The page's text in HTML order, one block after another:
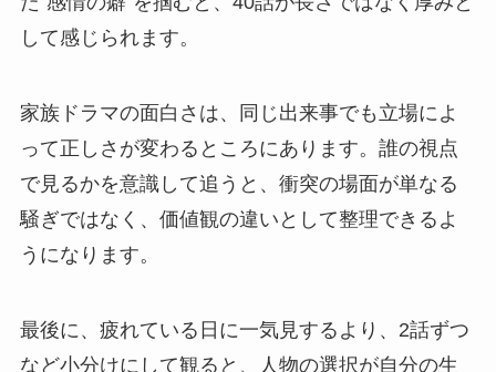
して感じられます。
家族ドラマの面白さは、同じ出来事でも立場によ
って正しさが変わるところにあります。誰の視点
で見るかを意識して追うと、衝突の場面が単なる
騒ぎではなく、価値観の違いとして整理できるよ
うになります。
最後に、疲れている日に一気見するより、2話ずつ
など小分けにして観ると、人物の選択が自分の生